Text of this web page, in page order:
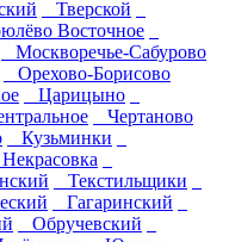
Тверской
Восточное
Москворечье-Сабурово
Орехово-Борисово
Царицыно
Чертаново
Кузьминки
Текстильщики
Гагаринский
Обручевский